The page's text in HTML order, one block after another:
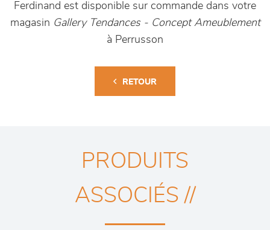
Ferdinand est disponible sur commande dans votre
magasin Gallery Tendances - Concept Ameublement
à Perrusson
RETOUR
PRODUITS
ASSOCIÉS //